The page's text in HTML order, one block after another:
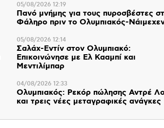
05/08/2026 12:19
Πανό μνήμης για τους πυροσβέστες
Φάληρο πριν το Ολυμπιακός-
05/08/2026 12:14
Σαλάχ-Εντίν στον Ολυμπιακό:
Επικοινώνησε με Ελ Κααμπί και
Μεντιλίμπαρ
04/08/2026 12:33
Ολυμπιακός: Ρεκόρ πώλησης Αντρέ
και τρεις νέες μεταγραφικές ανάγκες